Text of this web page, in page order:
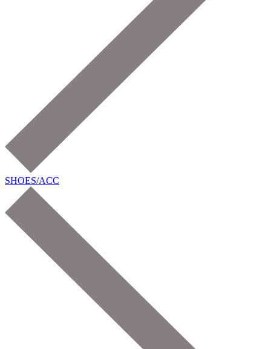
SHOES/ACC